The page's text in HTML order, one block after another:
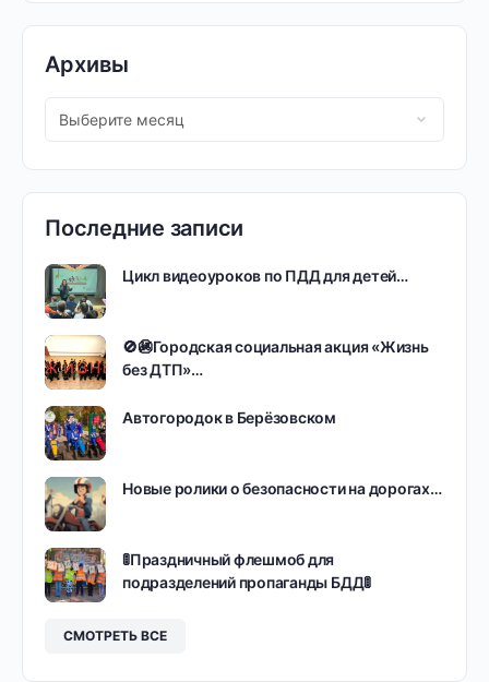
Архивы
Последние записи
Цикл видеоуроков по ПДД для детей…
🚫🚳Городская социальная акция «Жизнь
без ДТП»…
Автогородок в Берёзовском
Новые ролики о безопасности на дорогах…
🚦Праздничный флешмоб для
подразделений пропаганды БДД🚦
СМОТРЕТЬ ВСЕ